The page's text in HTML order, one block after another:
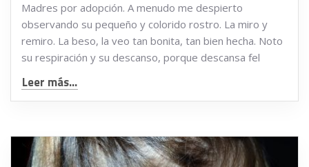
Madres por adopción. A menudo me despierto
observando su pequeño y colorido rostro. La miro y
remiro. La beso, la veo tan bonita, tan bien hecha. Noto
su respiración y su descanso, porque descansa fel
Leer más...